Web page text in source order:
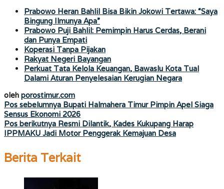
Prabowo Heran Bahlil Bisa Bikin Jokowi Tertawa: “Saya
Bingung Ilmunya Apa”
Prabowo Puji Bahlil: Pemimpin Harus Cerdas, Berani
dan Punya Empati
Koperasi Tanpa Pijakan
Rakyat Negeri Bayangan
Perkuat Tata Kelola Keuangan, Bawaslu Kota Tual
Dalami Aturan Penyelesaian Kerugian Negara
oleh porostimur.com
Navigasi
pos
Pos sebelumnya Bupati Halmahera Timur Pimpin Apel Siaga
Sensus Ekonomi 2026
Pos berikutnya Resmi Dilantik, Kades Kukupang Harap
IPPMAKU Jadi Motor Penggerak Kemajuan Desa
Berita Terkait